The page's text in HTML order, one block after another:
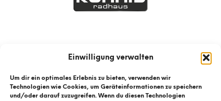
Einwilligung verwalten
Um dir ein optimales Erlebnis zu bieten, verwenden wir
Technologien wie Cookies, um Geräteinformationen zu speichern
und/oder darauf zuzugreifen. Wenn du diesen Technologien